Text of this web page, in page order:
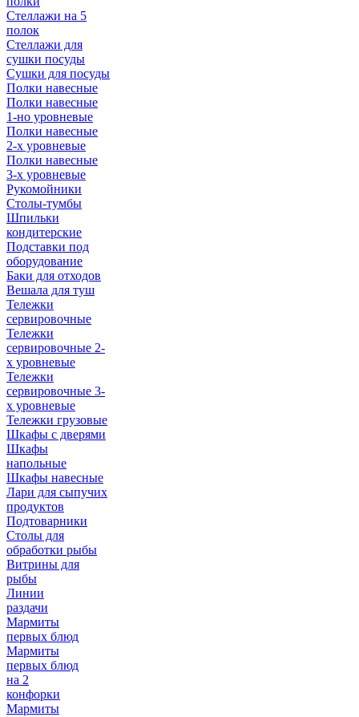
Стеллажи на 5
полок
Стеллажи для
сушки посуды
Сушки для посуды
Полки навесные
Полки навесные
1-но уровневые
Полки навесные
2-х уровневые
Полки навесные
3-х уровневые
Рукомойники
Столы-тумбы
Шпильки
кондитерские
Подставки под
оборудование
Баки для отходов
Вешала для туш
Тележки
сервировочные
Тележки
сервировочные 2-
х уровневые
Тележки
сервировочные 3-
х уровневые
Тележки грузовые
Шкафы с дверями
Шкафы
напольные
Шкафы навесные
Лари для сыпучих
продуктов
Подтоварники
Столы для
обработки рыбы
Витрины для
рыбы
Линии
раздачи
Мармиты
первых блюд
Мармиты
первых блюд
на 2
конфорки
Мармиты